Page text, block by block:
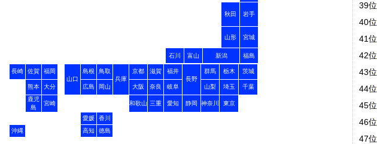
秋田 岩手
山形 宮城
石川 富山 新潟 福島
長崎 佐賀
福岡
山口
島根
鳥取
兵庫
京都 滋賀
福井
長野
群馬 栃木 茨城
熊本 大分 広島 岡山 大阪 奈良 岐阜 山梨 埼玉
千葉
鹿児
島
宮崎 和歌山 三重 愛知 静岡 神奈川 東京
愛媛
香川
沖縄
高知 徳島
39位
40位
41位
42位
43位
44位
45位
46位
47位